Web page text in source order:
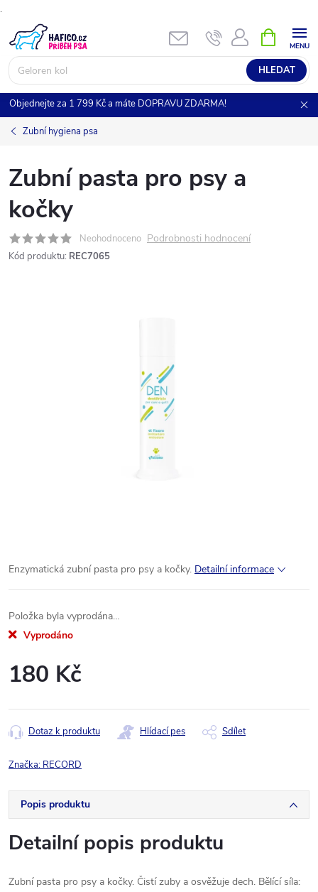
.
na
obsah
HLEDAT
NÁKUPNÍ
KOŠÍK
Objednejte za 1 799 Kč a máte DOPRAVU ZDARMA!
Zubní hygiena psa
Zubní pasta pro psy a
kočky
Neohodnoceno Podrobnosti hodnocení
Kód produktu: REC7065
Enzymatická zubní pasta pro psy a kočky. Detailní informace
Položka byla vyprodána…
Vyprodáno
180 Kč
cena:
Dotaz k produktu Hlídací pes Sdílet
Značka: RECORD
Popis produktu
Detailní popis produktu
Zubní pasta pro psy a kočky. Čistí zuby a osvěžuje dech. Bělící síla: